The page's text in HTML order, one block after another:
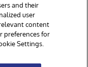
MA. Todos los
de privacidad
and their
user
content
preferences for
Settings.